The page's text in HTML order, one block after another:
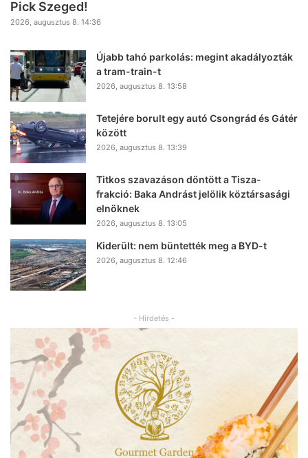
Pick Szeged!
2026, augusztus 8. 14:36
Újabb tahó parkolás: megint akadályozták
a tram-train-t
2026, augusztus 8. 13:58
Tetejére borult egy autó Csongrád és Gátér
között
2026, augusztus 8. 13:39
Titkos szavazáson döntött a Tisza-
frakció: Baka Andrást jelölik köztársasági
elnöknek
2026, augusztus 8. 13:05
Kiderült: nem büntették meg a BYD-t
2026, augusztus 8. 12:46
- Hirdetés -